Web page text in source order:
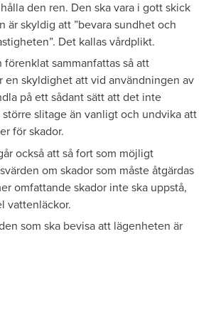
den ren. Den ska vara i gott skick
är skyldig att ”bevara sundhet och
Det kallas vårdplikt.
sammanfattas så att
en skyldighet att vid användningen av
på ett sådant sätt att det inte
slitage än vanligt och undvika att
för skador.
också att så fort som möjligt
om skador som måste åtgärdas
omfattande skador inte ska uppstå,
vattenläckor.
som ska bevisa att lägenheten är